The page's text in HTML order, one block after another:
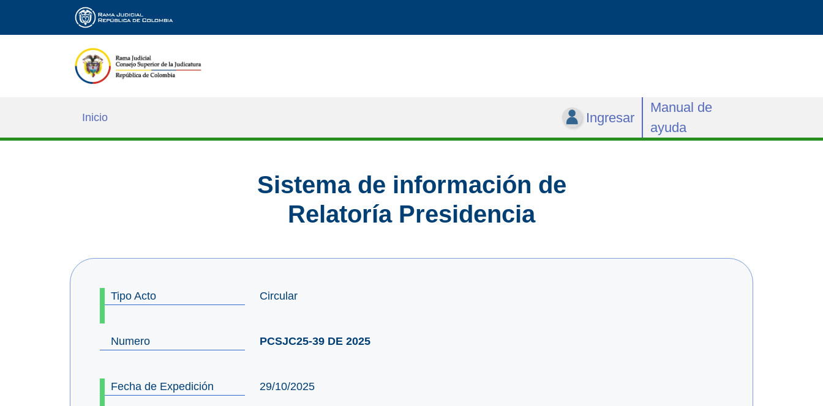
Inicio Ingresar
Manual de
ayuda
Sistema de información de
Relatoría Presidencia
Tipo Acto Circular
Numero PCSJC25-39 DE 2025
Fecha de Expedición 29/10/2025